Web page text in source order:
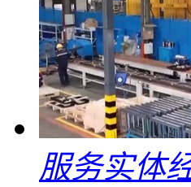
服务实体